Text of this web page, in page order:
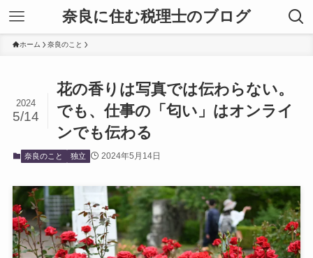
奈良に住む税理士のブログ
ホーム 奈良のこと
花の香りは写真では伝わらない。
でも、仕事の「匂い」はオンライ
ンでも伝わる
2024
5/14
奈良のこと 独立 2024年5月14日